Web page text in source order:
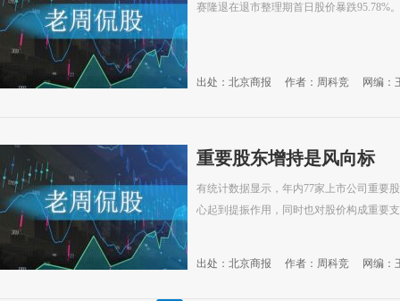
赛隆退在退市整理期首日股价暴跌95.78%。
出处：北京商报 作者：周科竞 网编：
重要股东增持是风向标
有统计数据显示，年内77家上市公司重要
心起到提振作用，同时也对股价构成重要
出处：北京商报 作者：周科竞 网编：